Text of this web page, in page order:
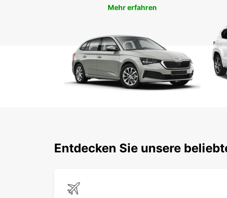
Mehr erfahren
Entdecken Sie unsere